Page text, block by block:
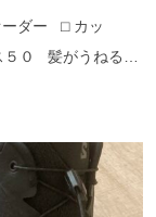
ダー ⬜︎ カッ
０ 髪がうねる…